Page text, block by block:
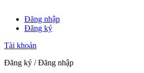
Đăng nhập
Đăng ký
Tài khoản
Đăng ký / Đăng nhập